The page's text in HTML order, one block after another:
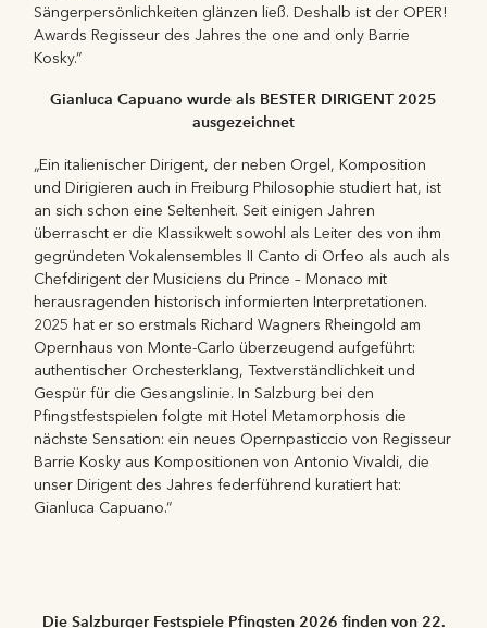
Sängerpersönlichkeiten glänzen ließ. Deshalb ist der OPER!
Awards Regisseur des Jahres the one and only Barrie
Kosky.”
Gianluca Capuano wurde als BESTER DIRIGENT 2025
ausgezeichnet
„Ein italienischer Dirigent, der neben Orgel, Komposition
und Dirigieren auch in Freiburg Philosophie studiert hat, ist
an sich schon eine Seltenheit. Seit einigen Jahren
überrascht er die Klassikwelt sowohl als Leiter des von ihm
gegründeten Vokalensembles II Canto di Orfeo als auch als
Chefdirigent der Musiciens du Prince – Monaco mit
herausragenden historisch informierten Interpretationen.
2025 hat er so erstmals Richard Wagners Rheingold am
Opernhaus von Monte-Carlo überzeugend aufgeführt:
authentischer Orchesterklang, Textverständlichkeit und
Gespür für die Gesangslinie. In Salzburg bei den
Pfingstfestspielen folgte mit Hotel Metamorphosis die
nächste Sensation: ein neues Opernpasticcio von Regisseur
Barrie Kosky aus Kompositionen von Antonio Vivaldi, die
unser Dirigent des Jahres federführend kuratiert hat:
Gianluca Capuano.“
Die Salzburger Festspiele Pfingsten 2026 finden von 22.